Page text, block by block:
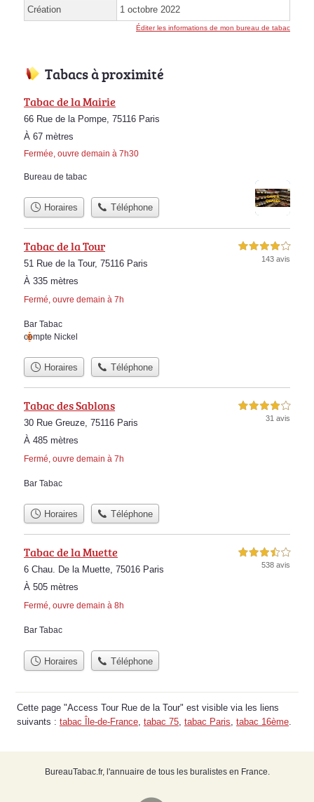
Création 1 octobre 2022
Éditer les informations de mon bureau de tabac
Tabacs à proximité
Tabac de la Mairie
66 Rue de la Pompe, 75116 Paris
À 67 mètres
Fermée, ouvre demain à 7h30
Bureau de tabac
Horaires Téléphone
Tabac de la Tour
51 Rue de la Tour, 75116 Paris
À 335 mètres
Fermé, ouvre demain à 7h
4,0 étoiles sur 5
143 avis
Bar Tabac
compte Nickel
Horaires Téléphone
Tabac des Sablons
30 Rue Greuze, 75116 Paris
À 485 mètres
Fermé, ouvre demain à 7h
4,0 étoiles sur 5
31 avis
Bar Tabac
Horaires Téléphone
Tabac de la Muette
6 Chau. De la Muette, 75016 Paris
À 505 mètres
Fermé, ouvre demain à 8h
3,5 étoiles sur 5
538 avis
Bar Tabac
Horaires Téléphone
Cette page "Access Tour Rue de la Tour" est visible via les liens
suivants : tabac Île-de-France tabac 75 tabac Paris tabac 16ème
BureauTabac.fr, l'annuaire de tous les buralistes en France.